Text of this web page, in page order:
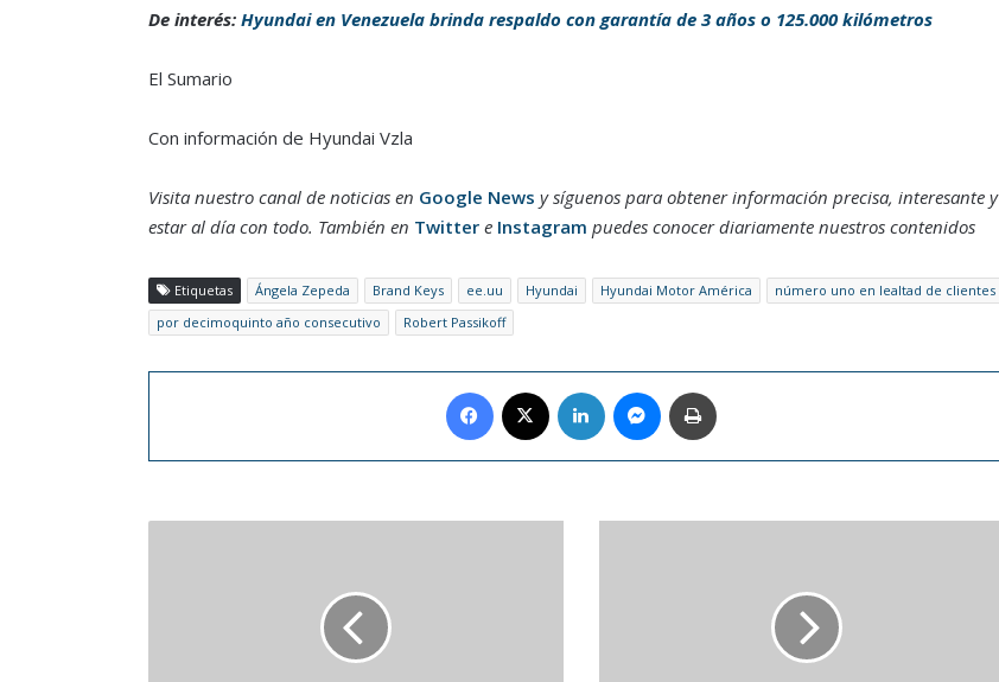
De interés: Hyundai en Venezuela brinda respaldo con garantía de 3 años o 125.000 kilómetros
El Sumario
Con información de Hyundai Vzla
Visita nuestro canal de noticias en Google News y síguenos para obtener información precisa, interesante y
estar al día con todo. También en Twittere Instagram puedes conocer diariamente nuestros contenidos
Etiquetas Ángela Zepeda Brand Keys ee.uu Hyundai Hyundai Motor América
número uno en lealtad de clientes
por decimoquinto año consecutivo
Robert Passikoff
Facebook LinkedIn Messenger